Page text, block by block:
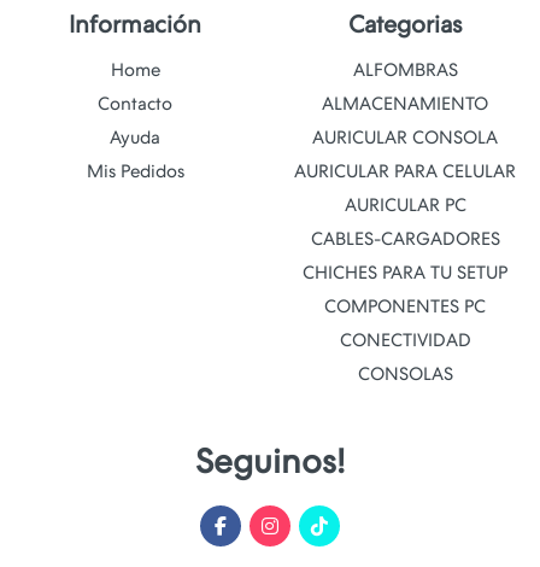
Información
Home
Contacto
Ayuda
Mis Pedidos
Categorias
ALFOMBRAS
ALMACENAMIENTO
AURICULAR CONSOLA
AURICULAR PARA CELULAR
AURICULAR PC
CABLES-CARGADORES
CHICHES PARA TU SETUP
COMPONENTES PC
CONECTIVIDAD
CONSOLAS
Seguinos!